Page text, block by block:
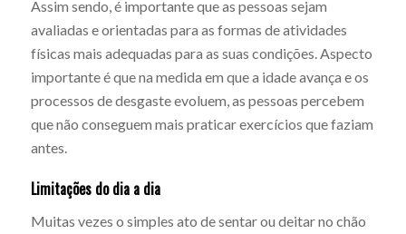
Assim sendo, é importante que as pessoas sejam
avaliadas e orientadas para as formas de atividades
físicas mais adequadas para as suas condições. Aspecto
importante é que na medida em que a idade avança e os
processos de desgaste evoluem, as pessoas percebem
que não conseguem mais praticar exercícios que faziam
antes.
Limitações do dia a dia
Muitas vezes o simples ato de sentar ou deitar no chão